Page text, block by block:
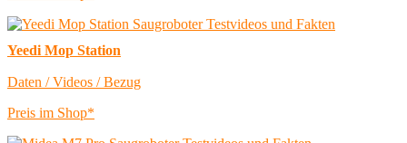
Yeedi Mop Station
Daten / Videos / Bezug
Preis im Shop*